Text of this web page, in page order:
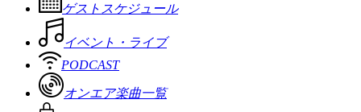
ゲストスケジュール
イベント・ライブ
PODCAST
オンエア楽曲一覧